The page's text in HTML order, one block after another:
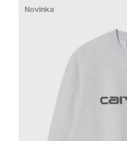
Novinka